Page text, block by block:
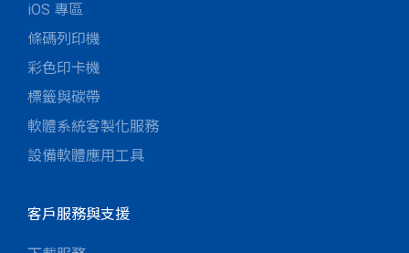
iOS 專區
條碼列印機
彩色印卡機
標籤與碳帶
軟體系統客製化服務
設備軟體應用工具
客戶服務與支援